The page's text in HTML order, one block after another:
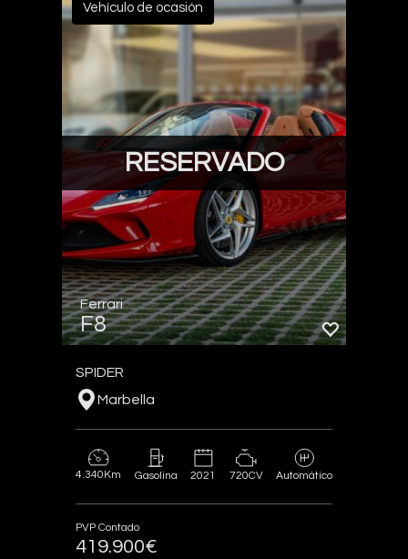
RESERVADO
Vehículo de ocasión
Ferrari
F8
SPIDER
Marbella
4.340Km Gasolina 2021 720CV Automático
PVP Contado
419.900€